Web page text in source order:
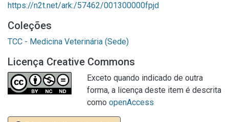
https://n2t.net/ark:/57462/001300000fpjd
Coleções
TCC - Medicina Veterinária (Sede)
Licença Creative Commons
Exceto quando indicado de outra
forma, a licença deste item é descrita
como openAccess